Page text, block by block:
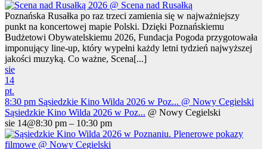
Poznańska Rusałka po raz trzeci zamienia się w najważniejszy
punkt na koncertowej mapie Polski. Dzięki Poznańskiemu
Budżetowi Obywatelskiemu 2026, Fundacja Pogoda przygotowała
imponujący line-up, który wypełni każdy letni tydzień najwyższej
jakości muzyką. Co ważne, Scena[...]
sie
14
pt.
8:30 pm Sąsiedzkie Kino Wilda 2026 w Poz... @ Nowy Cegielski
Sąsiedzkie Kino Wilda 2026 w Poz... @ Nowy Cegielski
sie 14@8:30 pm – 10:30 pm